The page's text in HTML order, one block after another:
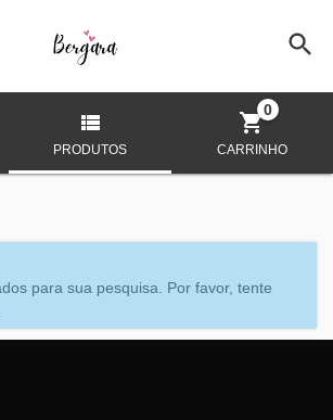
PRODUTOS CARRINHO
0
para sua pesquisa. Por favor, tente